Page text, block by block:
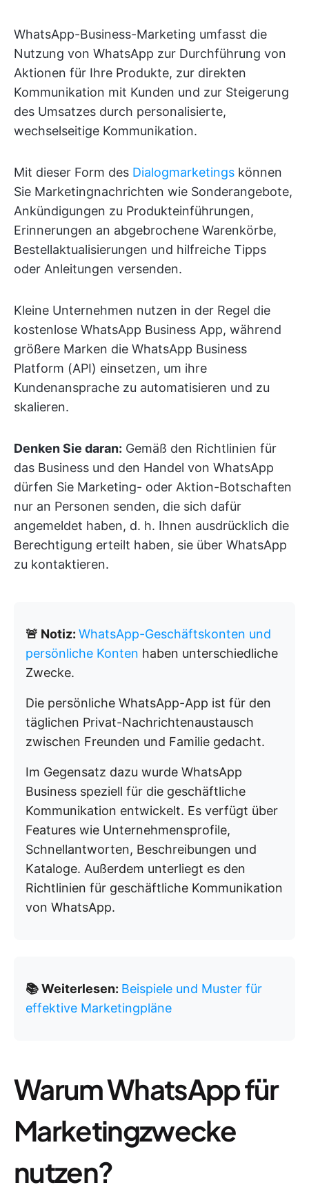
WhatsApp-Business-Marketing umfasst die
Nutzung von WhatsApp zur Durchführung von
Aktionen für Ihre Produkte, zur direkten
Kommunikation mit Kunden und zur Steigerung
des Umsatzes durch personalisierte,
wechselseitige Kommunikation.
Mit dieser Form des Dialogmarketings können
Sie Marketingnachrichten wie Sonderangebote,
Ankündigungen zu Produkteinführungen,
Erinnerungen an abgebrochene Warenkörbe,
Bestellaktualisierungen und hilfreiche Tipps
oder Anleitungen versenden.
Kleine Unternehmen nutzen in der Regel die
kostenlose WhatsApp Business App, während
größere Marken die WhatsApp Business
Platform (API) einsetzen, um ihre
Kundenansprache zu automatisieren und zu
skalieren.
Denken Sie daran: Gemäß den Richtlinien für
das Business und den Handel von WhatsApp
dürfen Sie Marketing- oder Aktion-Botschaften
nur an Personen senden, die sich dafür
angemeldet haben, d. h. Ihnen ausdrücklich die
Berechtigung erteilt haben, sie über WhatsApp
zu kontaktieren.
🚨 Notiz: WhatsApp-Geschäftskonten und
persönliche Konten haben unterschiedliche
Zwecke.
Die persönliche WhatsApp-App ist für den
täglichen Privat-Nachrichtenaustausch
zwischen Freunden und Familie gedacht.
Im Gegensatz dazu wurde WhatsApp
Business speziell für die geschäftliche
Kommunikation entwickelt. Es verfügt über
Features wie Unternehmensprofile,
Schnellantworten, Beschreibungen und
Kataloge. Außerdem unterliegt es den
Richtlinien für geschäftliche Kommunikation
von WhatsApp.
📚 Weiterlesen: Beispiele und Muster für
effektive Marketingpläne
Warum WhatsApp für
Marketingzwecke
nutzen?